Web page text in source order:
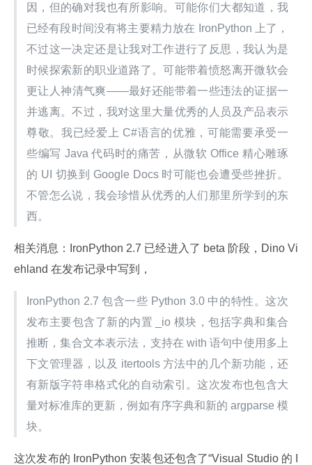
因，但的确对我也有所影响。可能你们大都知道，我
已经有段时间没有将主要精力放在 IronPython 上了，
不过这一决定还是让我对工作进行了反思，我认为是
时候探索新的职业道路了。可能带着愤怒离开微软会
更让人神清气爽——最好还能带着一些违法的证据一
并逃离。不过，我对这里大量优秀的人员及产品表示
尊敬。我已经爱上 C#语言的优雅，可能需要承受一
些编写 Java 代码时的痛苦，从微软 Office 精心雕琢
的 UI 切换到 Google Docs 时可能也会遭受些挫折。
不管怎么说，我会珍惜从优秀的人们那里所学到的东
西。
相关消息：IronPython 2.7 已经进入了 beta 阶段，Dino Vi
ehland 在发布记录中写到，
IronPython 2.7 包含一些 Python 3.0 中的特性。这次
发布主要包含了新的内置 _io 模块，包括字典和集合
推断，集合文本表示法，支持在 with 语句中使用多上
下文管理器，以及 itertools 方法中的几个新功能，还
有新版字符串格式化的自动索引。这次发布也包含大
量对标准库的更新，例如有序字典和新的 argparse 模
块。
这次发布的 IronPython 安装包还包含了“Visual Studio 的 I